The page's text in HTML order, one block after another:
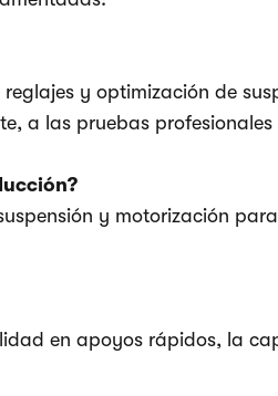
y optimización de
a las pruebas profesionales
y motorización
en apoyos rápidos, la